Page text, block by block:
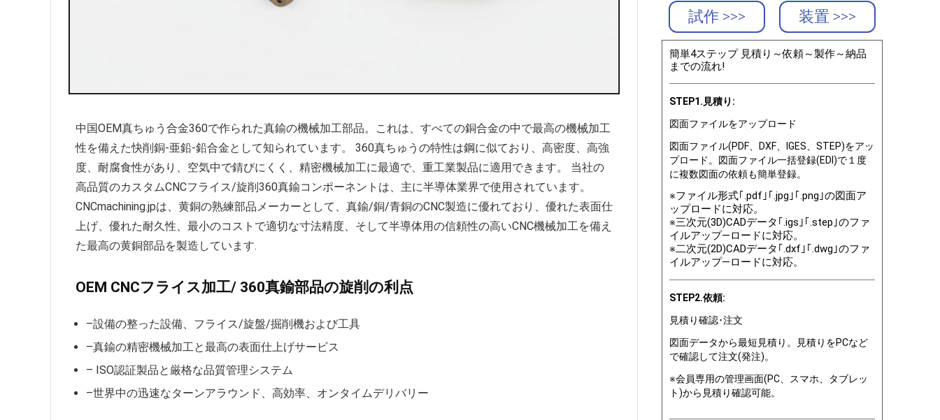
中国OEM真ちゅう合金360で作られた真鍮の機械加工部品。これは、すべての銅合金の中で最高の機械加工
性を備えた快削銅-亜鉛-鉛合金として知られています。 360真ちゅうの特性は鋼に似ており、高密度、高強
度、耐腐食性があり、空気中で錆びにくく、精密機械加工に最適で、重工業製品に適用できます。 当社の
高品質のカスタムCNCフライス/旋削360真鍮コンポーネントは、主に半導体業界で使用されています。
CNCmachining.jpは、黄銅の熟練部品メーカーとして、真鍮/銅/青銅のCNC製造に優れており、優れた表面仕
上げ、優れた耐久性、最小のコストで適切な寸法精度、そして半導体用の信頼性の高いCNC機械加工を備え
た最高の黄銅部品を製造しています.
OEM CNCフライス加工/ 360真鍮部品の旋削の利点
–設備の整った設備、フライス/旋盤/掘削機および工具
–真鍮の精密機械加工と最高の表面仕上げサービス
– ISO認証製品と厳格な品質管理システム
–世界中の迅速なターンアラウンド、高効率、オンタイムデリバリー
試作 >>> 装置 >>>
簡単4ステップ 見積り～依頼～製作～納品
までの流れ!
STEP1.見積り:
図面ファイルをアップロード
図面ファイル(PDF、DXF、IGES、STEP)をアッ
プロード。図面ファイル一括登録(EDI)で１度
に複数図面の依頼も簡単登録。
※ファイル形式｢.pdf｣｢.jpg｣｢.png｣の図面ア
ップロードに対応。
※三次元(3D)CADデータ｢.igs｣｢.step｣のファ
イルアップ―ロードに対応。
※二次元(2D)CADデータ｢.dxf｣｢.dwg｣のファ
イルアップ―ロードに対応。
STEP2.依頼:
見積り確認･注文
図面データから最短見積り。見積りをPCなど
で確認して注文(発注)。
※会員専用の管理画面(PC、スマホ、タブレッ
ト)から見積り確認可能。